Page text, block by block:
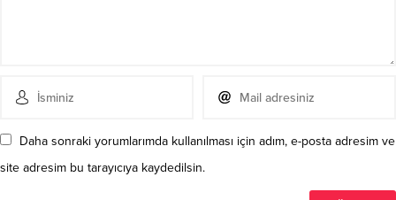
Daha sonraki yorumlarımda kullanılması için adım, e-posta adresim ve
site adresim bu tarayıcıya kaydedilsin.